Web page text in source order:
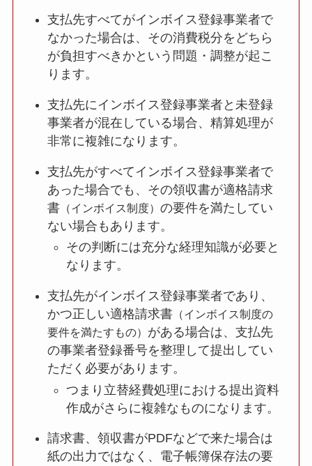
支払先すべてがインボイス登録事業者で
なかった場合は、その消費税分をどちら
が負担すべきかという問題・調整が起こ
ります。
支払先にインボイス登録事業者と未登録
事業者が混在している場合、精算処理が
非常に複雑になります。
支払先がすべてインボイス登録事業者で
あった場合でも、その領収書が適格請求
書 （インボイス制度）の要件を満たしてい
ない場合もあります。
その判断には充分な経理知識が必要と
なります。
支払先がインボイス登録事業者であり、
かつ正しい適格請求書 （インボイス制度の
要件を満たすもの） がある場合は、支払先
の事業者登録番号を整理して提出してい
ただく必要があります。
つまり立替経費処理における提出資料
作成がさらに複雑なものになります。
請求書、領収書がPDFなどで来た場合は
紙の出力ではなく、電子帳簿保存法の要